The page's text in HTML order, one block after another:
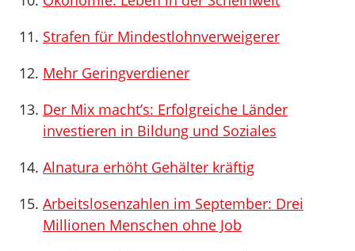
Strafen für Mindestlohnverweigerer
Mehr Geringverdiener
Der Mix macht’s: Erfolgreiche Länder
investieren in Bildung und Soziales
Alnatura erhöht Gehälter kräftig
Arbeitslosenzahlen im September: Drei
Millionen Menschen ohne Job